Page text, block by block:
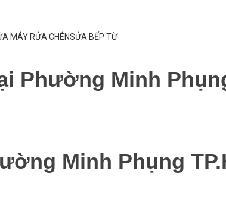
MÁY RỬA CHÉNSỬA BẾP TỪ
Phường Minh
Minh Phụng